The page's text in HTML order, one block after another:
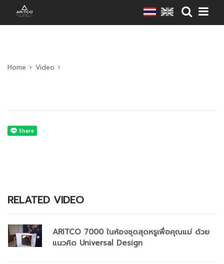
Home Video
RELATED VIDEO
ARITCO 7000 ในห้องชุดสุดหรูเพื่อคุณแม่ ด้วย
แนวคิด Universal Design